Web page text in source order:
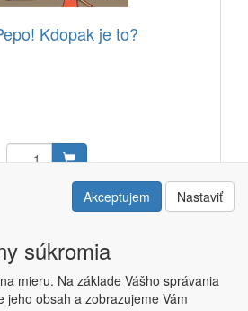
Kdopak je to?
20,30 EURAkceptujem Nastaviť
súkromia
mieru. Na základe Vášho správania
jeho obsah a zobrazujeme Vám